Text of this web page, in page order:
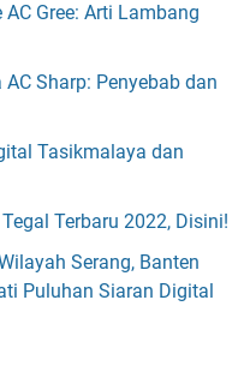
Gree: Arti Lambang
Sharp: Penyebab dan
Tasikmalaya dan
Terbaru 2022, Disini!
Serang, Banten
Puluhan Siaran Digital